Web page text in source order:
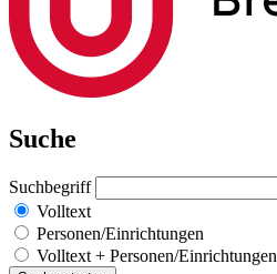
Suche
Suchbegriff
Volltext
Personen/Einrichtungen
Volltext + Personen/Einrichtungen